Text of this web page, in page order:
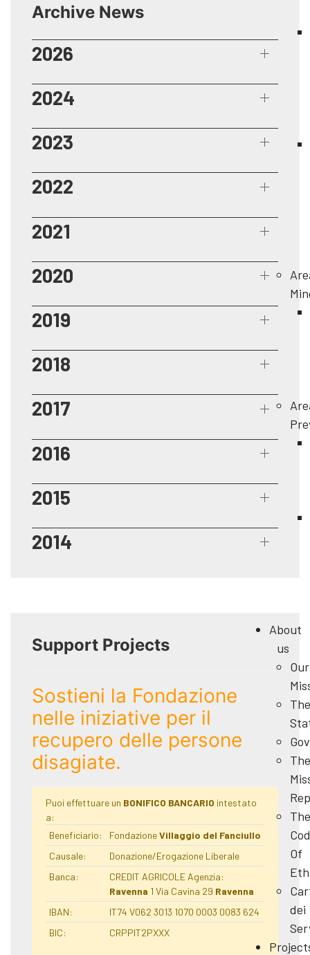
About
us
Our
The
The
The
Of
dei
Archive News
2026
2024
2023
2022
2021
2020
2019
2018
2017
2016
2015
2014
Support Projects
Sostieni la Fondazione
nelle iniziative per il
recupero delle persone
disagiate.
Puoi effettuare un BONIFICO BANCARIO intestato
a:
Beneficiario:
FondazioneVillaggio del Fanciullo
Causale:
Donazione/Erogazione Liberale
Banca:
CREDIT AGRICOLE Agenzia:
Ravenna 1 Via Cavina 29 Ravenna
IBAN:
IT74 V062 3013 1070 0003 0083 624
BIC:
CRPPIT2PXXX